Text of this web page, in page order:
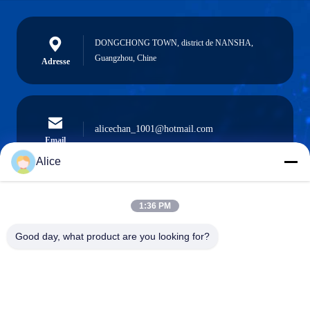
Adresse
DONGCHONG TOWN, district de NANSHA,
Guangzhou, Chine
Email
alicechan_1001@hotmail.com
0086-15914233525
Alice
1:36 PM
Good day, what product are you looking for?